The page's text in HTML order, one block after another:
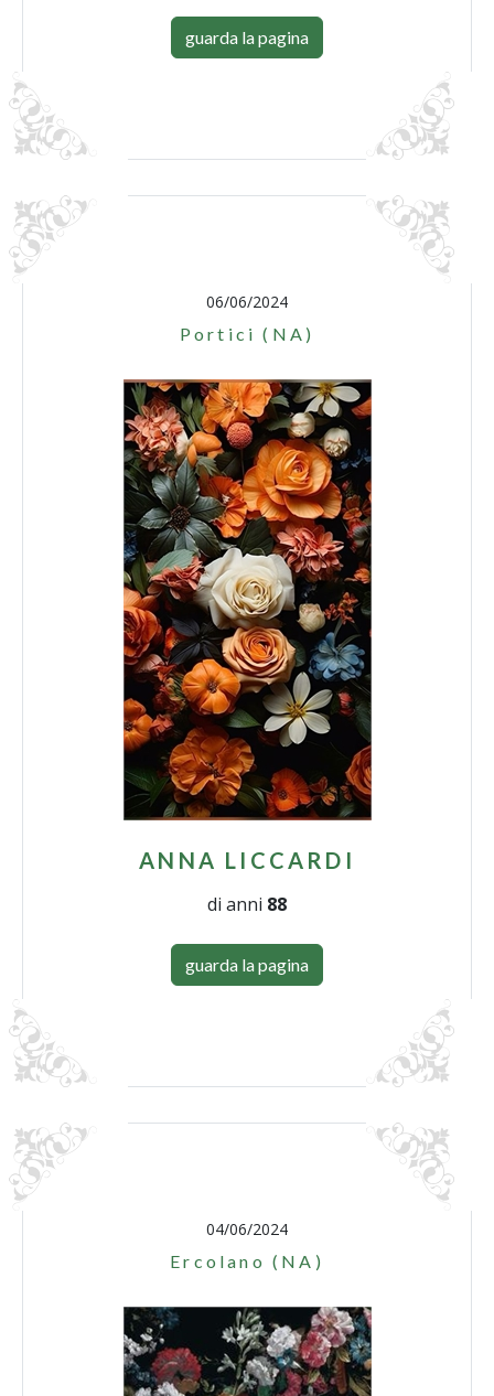
guarda la pagina
06/06/2024
Portici (NA)
ANNA LICCARDI
di anni 88
guarda la pagina
04/06/2024
Ercolano (NA)